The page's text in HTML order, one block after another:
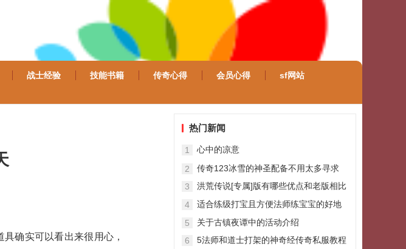
战士经验 技能书籍 传奇心得 会员心得
sf网站
确实可以看出来很用心，
热门新闻
1
心中的凉意
2
传奇123冰雪的神圣配备不用太多寻求
3
洪荒传说[专属]版有哪些优点和老版相比
4
适合练级打宝且方便法师练宝宝的好地
5
关于古镇夜谭中的活动介绍
6
5法师和道士打架的神奇经传奇私服教程